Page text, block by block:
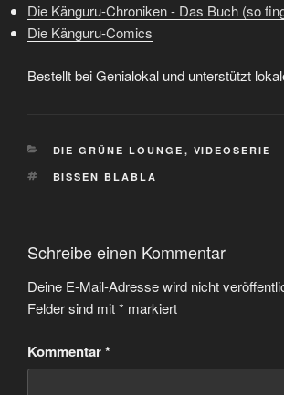
Die Känguru-Chroniken - Das Buch (so
Die Känguru-Comics
Bestellt bei Genialokal und unterstützt
KATEGORIEN
DIE GRÜNE LOUNGE , VIDEOSERIE
SCHLAGWÖRTER
BISSEN BLABLA
Schreibe einen Kommentar
Deine E-Mail-Adresse wird nicht
Felder sind mit* markiert
Kommentar*